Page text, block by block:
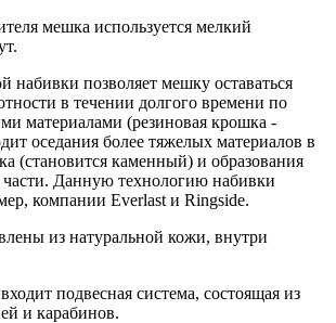
мешка используется мелкий
набивки позволяет мешку оставаться
в течении долгого времени по
материалами (резиновая крошка -
оседания более тяжелых материалов в
(становится каменный) и образования
части. Данную технологию набивки
компании Everlast и Ringside.
из натуральной кожи, внутри
подвесная система, состоящая из
и карабинов.